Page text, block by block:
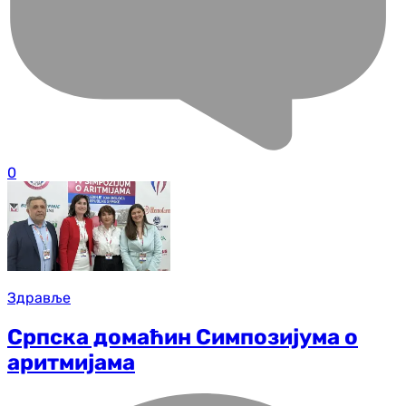
0
Здравље
Српска домаћин Симпозијума о
аритмијама